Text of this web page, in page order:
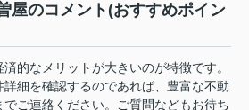
のコメント(おすすめポイン
的なメリットが大きいのが特徴です。
細を確認するのであれば、豊富な不動
ご連絡ください。ご質問などもお待ち